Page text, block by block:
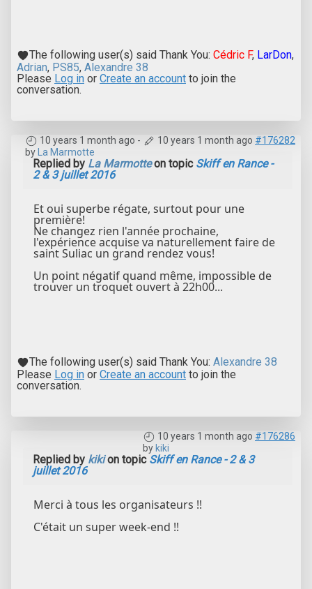
The following user(s) said Thank You: Cédric F, LarDon,
Adrian, PS85, Alexandre 38
Please Log in or Create an account to join the
conversation.
10 years 1 month ago - 10 years 1 month ago #176282
by
La Marmotte
Replied by La Marmotteon topic Skiff en Rance -
2 & 3 juillet 2016
Et oui superbe régate, surtout pour une
première!
Ne changez rien l'année prochaine,
l'expérience acquise va naturellement faire de
saint Suliac un grand rendez vous!
Un point négatif quand même, impossible de
trouver un troquet ouvert à 22h00...
The following user(s) said Thank You: Alexandre 38
Please Log in or Create an account to join the
conversation.
10 years 1 month ago #176286
by kiki
Replied by kikion topic Skiff en Rance - 2 & 3
juillet 2016
Merci à tous les organisateurs !!
C'était un super week-end !!